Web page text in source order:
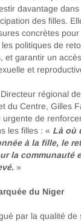
davantage dans
des filles.
concrètes
politiques de
et garantir un
et
régional
du Centre, Gilles
urgente de
les filles : « Là où
à la fille, le
la communauté
»
du Niger
par la qualité de